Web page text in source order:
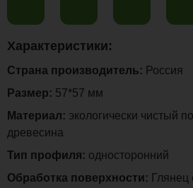
Характеристики:
Страна производитель: Россия
Размер: 57*57 мм
Материал: экологически чистый
древесина
Тип профиля: односторонний
Обработка поверхности: Глянец